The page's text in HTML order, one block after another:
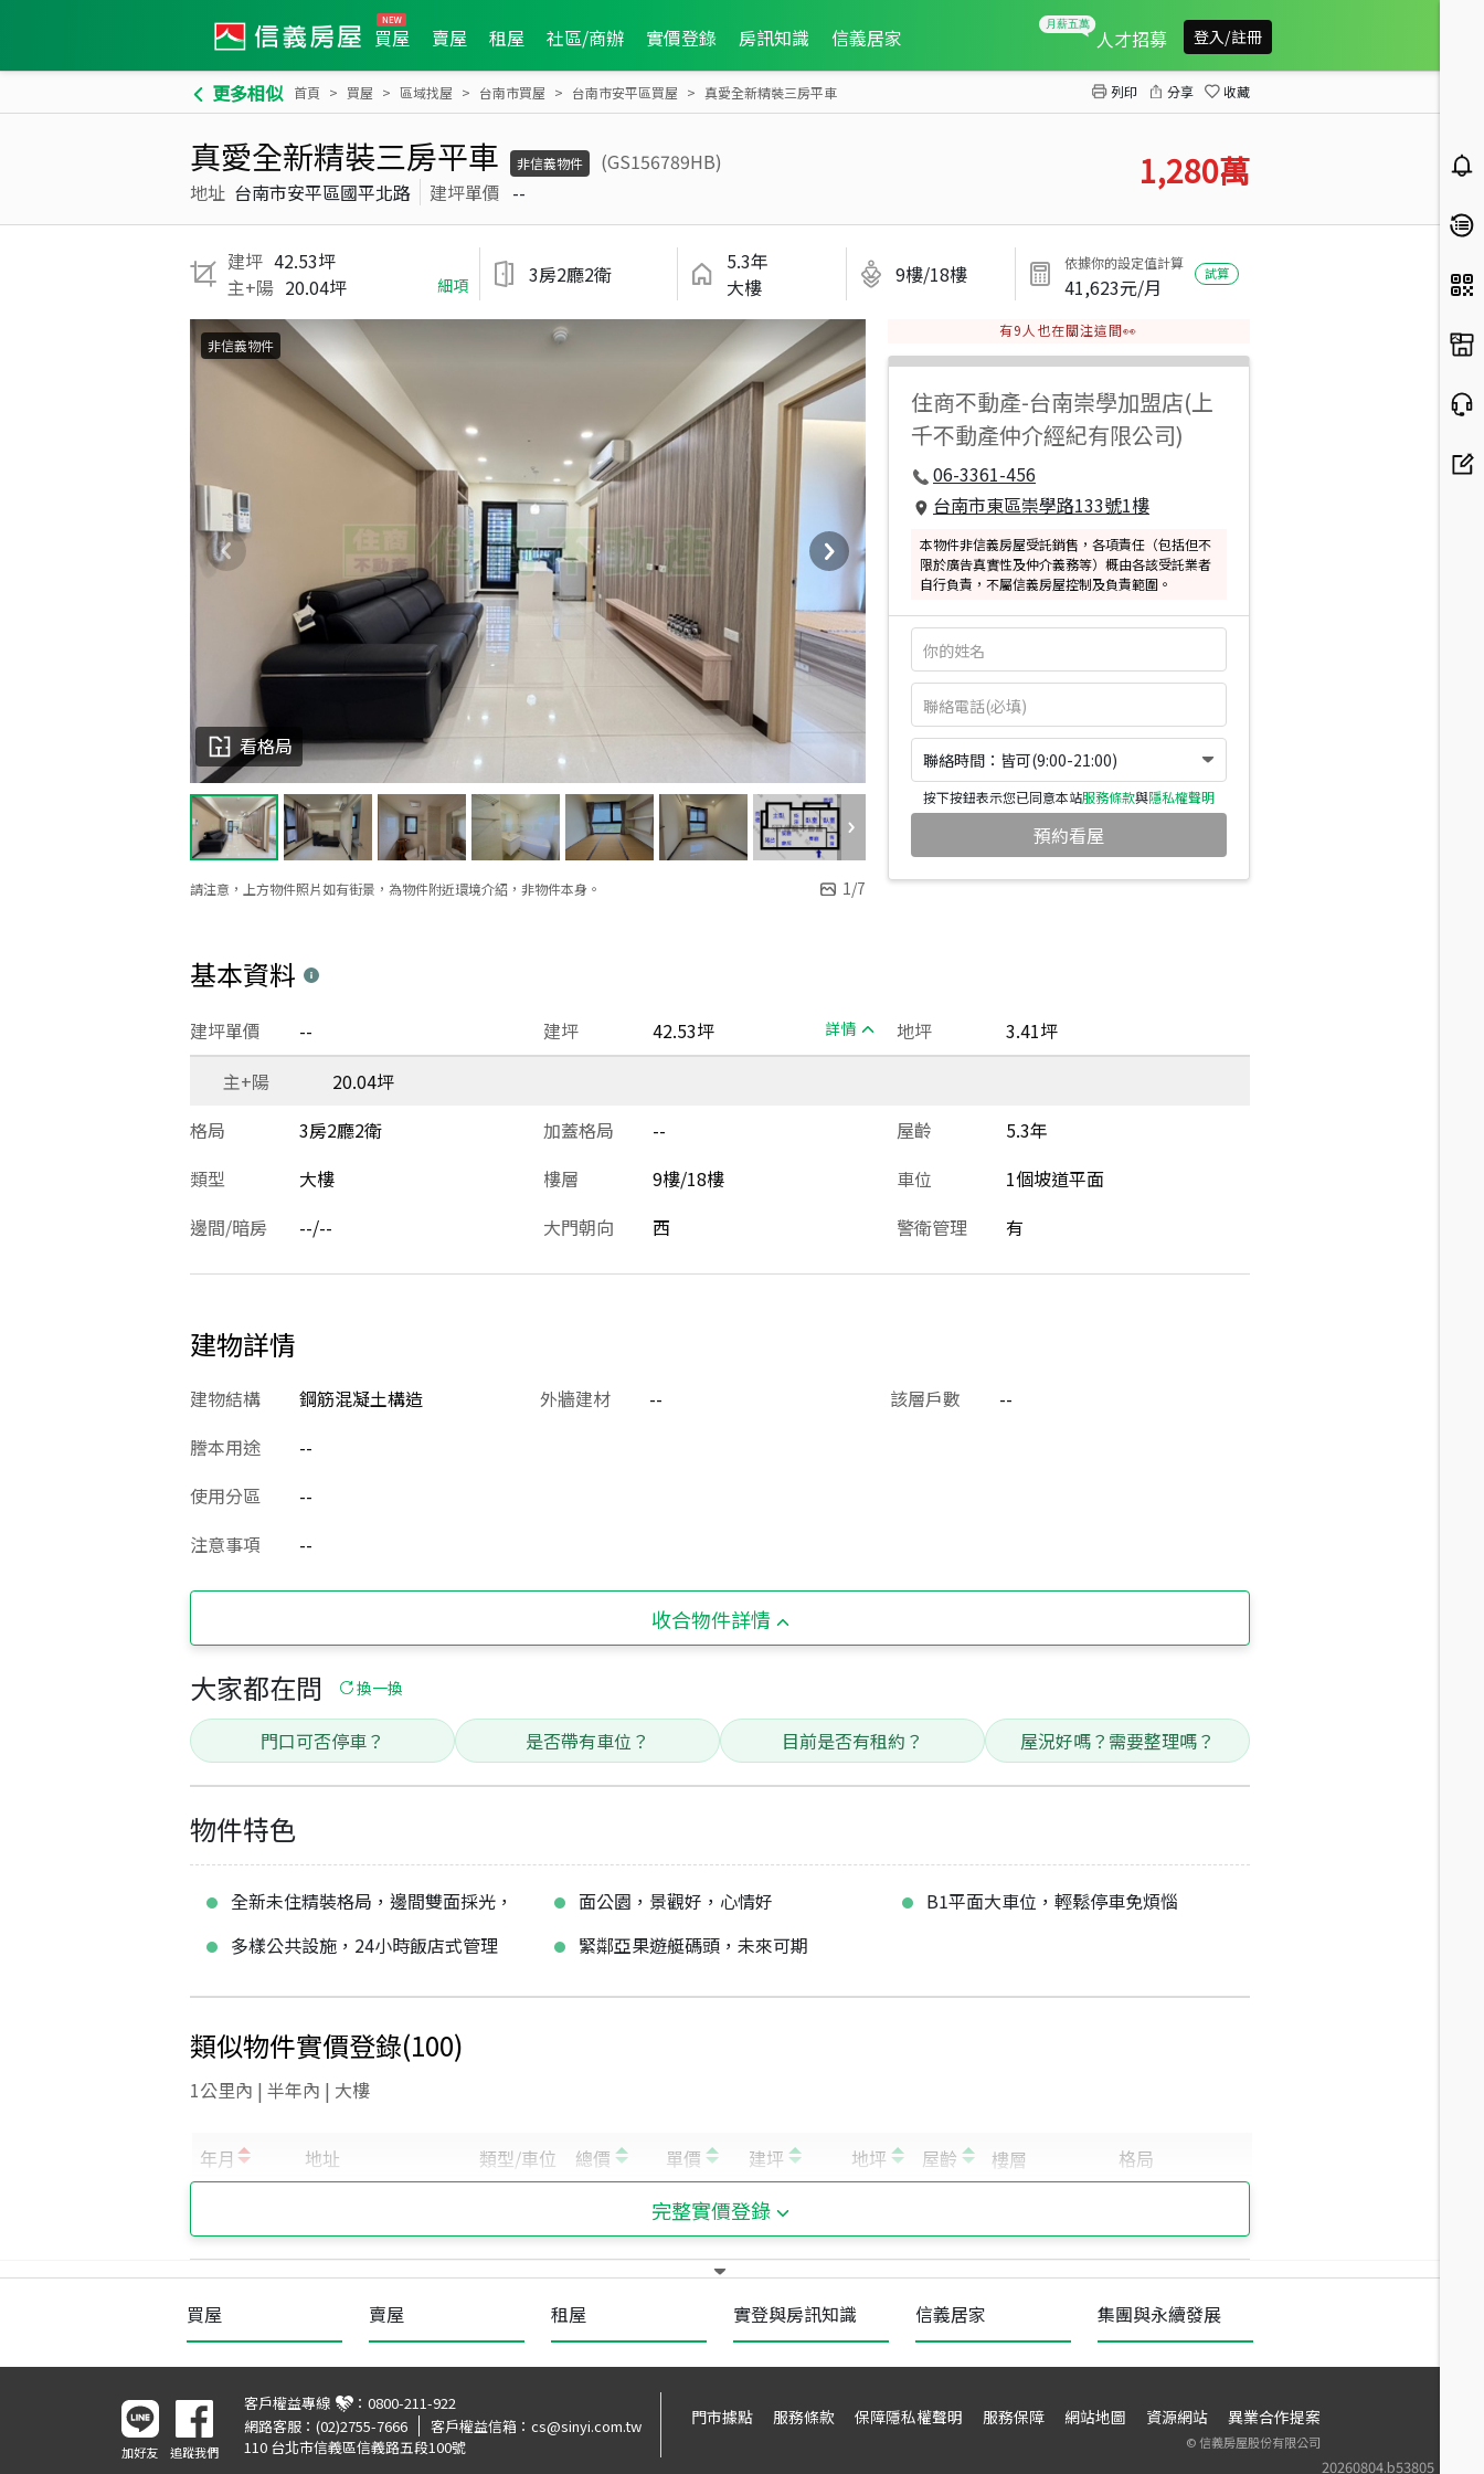
買屋 賣屋 租屋 社區/商辦 實價登錄 房訊知識 信義居家 人才招募 登入/註冊
更多相似 首頁 買屋 區域找屋 台南市買屋 台南市安平區買屋 真愛全新精裝三房平車 列印 分享 收藏
真愛全新精裝三房平車 非信義物件
(GS156789HB)
地址 台南市安平區國平北路 建坪單價 -- 1,280萬
建坪 42.53坪
主+陽 20.04坪 細項 3房2廳2衛
5.3年
大樓
9樓/18樓 依據你的設定值計算
41,623元/月
試算
請注意，上方物件照片如有街景，為物件附近環境介紹，非物件本身。 1/7
看格局
非信義物件
有9 人也在關注這間👀
住商不動產-台南崇學加盟店(上
千不動產仲介經紀有限公司)
06-3361-456
台南市東區崇學路133號1樓
本物件非信義房屋受託銷售，各項責任（包括但不
限於廣告真實性及仲介義務等）概由各該受託業者
自行負責，不屬信義房屋控制及負責範圍。
聯絡時間：皆可(9:00-21:00)
按下按鈕表示您已同意本站服務條款與隱私權聲明
預約看屋
基本資料
建坪 42.53坪 詳情
建坪單價 -- 地坪
3.41坪
主+陽
20.04坪
格局
3房2廳2衛 加蓋格局 -- 屋齡
5.3年
類型
大樓 樓層 9樓/18樓 車位
1個坡道平面
邊間/暗房
--/-- 大門朝向 西 警衛管理 有
建物詳情
建物結構 鋼筋混凝土構造 外牆建材 -- 該層戶數
--
謄本用途
--
使用分區
--
注意事項
--
收合物件詳情
大家都在問 換一換
門口可否停車？ 是否帶有車位？ 目前是否有租約？ 屋況好嗎？需要整理嗎？
物件特色
全新未住精裝格局，邊間雙面採光， 面公園，景觀好，心情好
B1平面大車位，輕鬆停車免煩惱
多樣公共設施，24小時飯店式管理
緊鄰亞果遊艇碼頭，未來可期
類似物件實價登錄(100)
1公里內 | 半年內 | 大樓
完整實價登錄
買屋 賣屋 租屋 實登與房訊知識 信義居家 集團與永續發展
20260804.b53805
加好友 追蹤我們
客戶權益專線 ： 0800-211-922
網路客服： (02)2755-7666 客戶權益信箱： cs@sinyi.com.tw
110 台北市信義區信義路五段100號
門市據點 服務條款 保障隱私權聲明 服務保障 網站地圖 資源網站 異業合作提案
©信義房屋股份有限公司